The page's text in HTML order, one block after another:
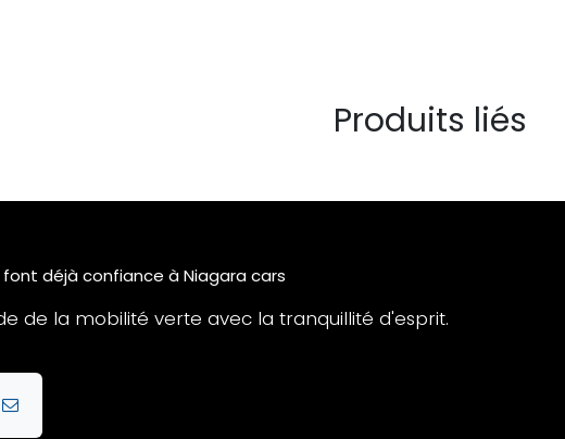
Produits liés
font déjà confiance à Niagara cars
de la mobilité verte avec la tranquillité d'esprit.